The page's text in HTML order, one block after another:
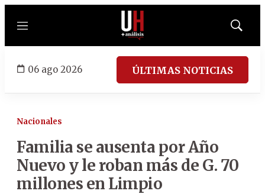
Menú
Mostrar
06 ago 2026 ÚLTIMAS NOTICIAS
Nacionales
Familia se ausenta por Año
Nuevo y le roban más de G. 70
millones en Limpio